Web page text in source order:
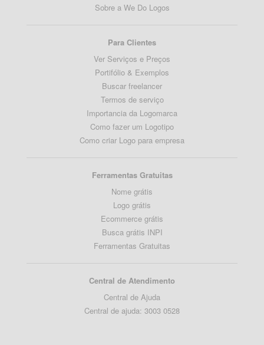
Sobre a We Do Logos
Para Clientes
Ver Serviços e Preços
Portifólio & Exemplos
Buscar freelancer
Termos de serviço
Importancia da Logomarca
Como fazer um Logotipo
Como criar Logo para empresa
Ferramentas Gratuitas
Nome grátis
Logo grátis
Ecommerce grátis
Busca grátis INPI
Ferramentas Gratuitas
Central de Atendimento
Central de Ajuda
Central de ajuda: 3003 0528